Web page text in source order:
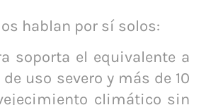
hablan por sí solos:
soporta el equivalente a
uso severo y más de 10
climático sin